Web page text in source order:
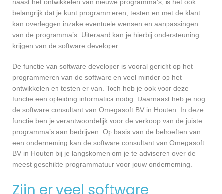
naast het ontwikkelen van nieuwe programma’s, is het ook
belangrijk dat je kunt programmeren, testen en met de klant
kan overleggen inzake eventuele wensen en aanpassingen
van de programma’s. Uiteraard kan je hierbij ondersteuning
krijgen van de software developer.
De functie van software developer is vooral gericht op het
programmeren van de software en veel minder op het
ontwikkelen en testen er van. Toch heb je ook voor deze
functie een opleiding informatica nodig. Daarnaast heb je nog
de software consultant van Omegasoft BV in Houten. In deze
functie ben je verantwoordelijk voor de verkoop van de juiste
programma’s aan bedrijven. Op basis van de behoeften van
een onderneming kan de software consultant van Omegasoft
BV in Houten bij je langskomen om je te adviseren over de
meest geschikte programmatuur voor jouw onderneming.
Zijn er veel software